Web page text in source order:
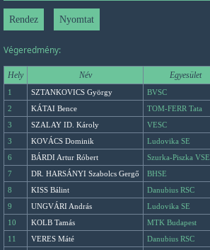
Végeredmény:
Hely Név Egyesület
1 SZTANKOVICS György BVSC
2
KÁTAI Bence TOM-FERR Tata
3
SZALAY ID. Károly VESC
3
KOVÁCS Dominik Ludovika SE
6
BÁRDI Artur Róbert Szurka-Piszka VSE
7
DR. HARSÁNYI Szabolcs Gergő BHSE
8
KISS Bálint Danubius RSC
9
UNGVÁRI András Ludovika SE
10
KOLB Tamás MTK Budapest
11
VERES Máté Danubius RSC